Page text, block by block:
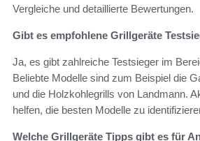
Vergleiche und detaillierte Bewertungen.
Gibt es empfohlene Grillgeräte
Ja, es gibt zahlreiche Testsieger im
Beliebte Modelle sind zum Beispiel die
und die Holzkohlegrills von Landmann.
helfen, die besten Modelle zu
Welche Grillgeräte Tipps gibt es für